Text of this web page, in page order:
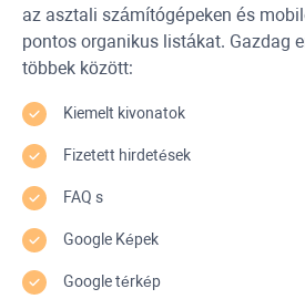
az asztali számítógépeken és
pontos organikus listákat. Gazdag
többek között:
Kiemelt kivonatok
Fizetett hirdetések
FAQ s
Google Képek
Google térkép